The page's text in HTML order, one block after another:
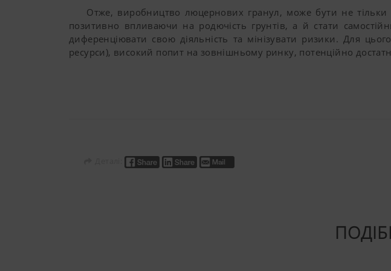
веб-браузера.
Отже, виробництво люцернових гранул, може бути не
позитивно впливаючи на родючість грунтів, а й стати
диференціювати свою діяльність та мінізувати ризики. Для
ресурси), високий попит на зовнішньому ринку, потенційно